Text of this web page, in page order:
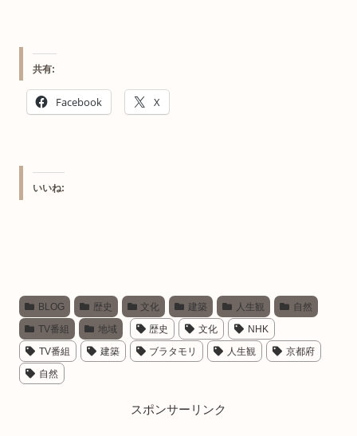
共有:
Facebook X
いいね:
BLOG 歴史 文化 建築 人生観 自然
TV番組 地域 歴史 文化 NHK
TV番組 建築 ブラタモリ 人生観
京都府
自然
スポンサーリンク